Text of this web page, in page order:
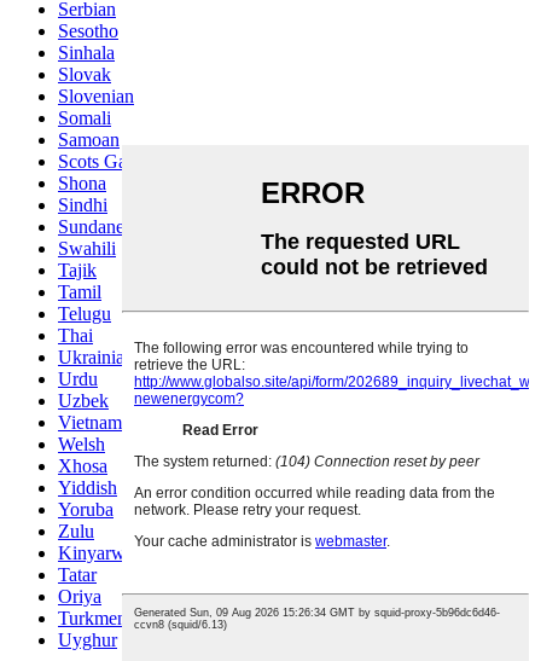
Serbian
Sesotho
Sinhala
Slovak
Slovenian
Somali
Samoan
Scots Gaelic
Shona
Sindhi
Sundanese
Swahili
Tajik
Tamil
Telugu
Thai
Ukrainian
Urdu
Uzbek
Vietnamese
Welsh
Xhosa
Yiddish
Yoruba
Zulu
Kinyarwanda
Tatar
Oriya
Turkmen
Uyghur